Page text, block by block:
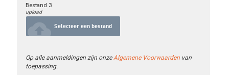
Bestand 3
upload
cloud_upload Selecteer een bestand
Op alle aanmeldingen zijn onze Algemene Voorwaarden van
toepassing.